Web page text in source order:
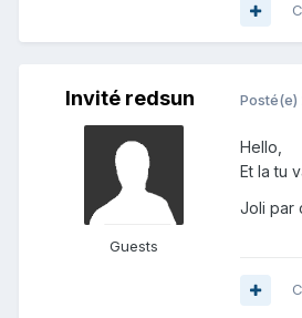
Invité redsun
Guests
Posté(e)
Hello,
Et la tu
Joli par